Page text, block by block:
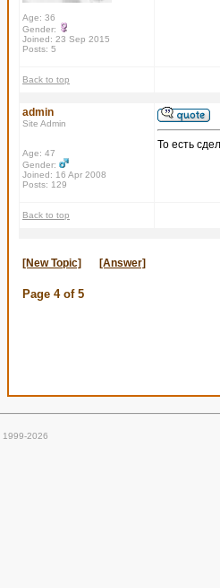
Age: 36
Gender:
Joined: 23 Sep 2015
Posts: 5
Back to top
admin
Site Admin
Age: 47
Gender:
Joined: 16 Apr 2008
Posts: 129
То есть
Back to top
[New Topic] [Answer]
Page 4of 5
1999-2026